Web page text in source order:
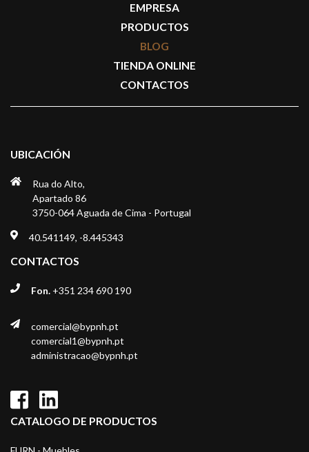
EMPRESA
PRODUCTOS
BLOG
TIENDA ONLINE
CONTACTOS
UBICACIÓN
Rua do Alto,
Apartado 86
3750-064 Aguada de Cima - Portugal
40.541149, -8.445343
CONTACTOS
Fon. +351 234 690 190
comercial@bypnh.pt
comercial1@bypnh.pt
administracao@bypnh.pt
CATALOGO DE PRODUCTOS